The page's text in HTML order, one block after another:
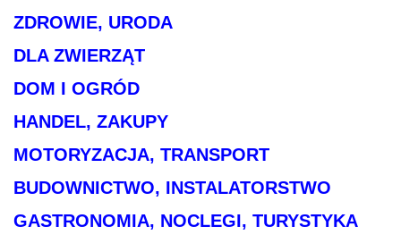
ZDROWIE, URODA
DLA ZWIERZĄT
DOM I OGRÓD
HANDEL, ZAKUPY
MOTORYZACJA, TRANSPORT
BUDOWNICTWO, INSTALATORSTWO
GASTRONOMIA, NOCLEGI, TURYSTYKA